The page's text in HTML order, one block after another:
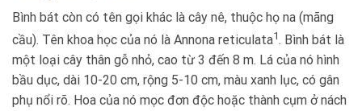
Bình bát còn có tên gọi khác là cây nê, thuộc họ na (mãng
cầu). Tên khoa học của nó là Annona reticulata1. Bình bát là
một loại cây thân gỗ nhỏ, cao từ 3 đến 8 m. Lá của nó hình
bầu dục, dài 10-20 cm, rộng 5-10 cm, màu xanh lục, có gân
phụ nổi rõ. Hoa của nó mọc đơn độc hoặc thành cụm ở nách